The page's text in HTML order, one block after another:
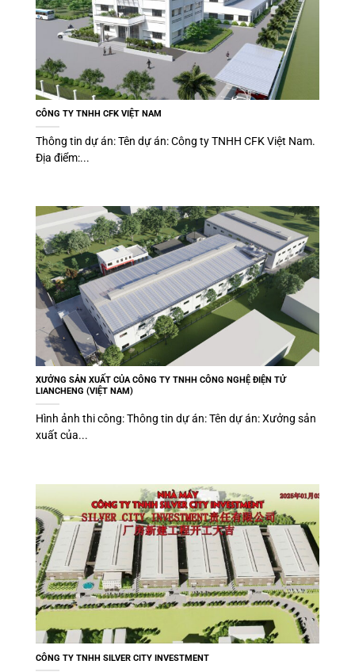
CÔNG TY TNHH CFK VIỆT NAM
Thông tin dự án: Tên dự án: Công ty TNHH CFK Việt Nam.
Địa điểm:...
XƯỞNG SẢN XUẤT CỦA CÔNG TY TNHH CÔNG NGHỆ ĐIỆN TỬ
LIANCHENG (VIỆT NAM)
Hình ảnh thi công: Thông tin dự án: Tên dự án: Xưởng sản
xuất của...
CÔNG TY TNHH SILVER CITY INVESTMENT